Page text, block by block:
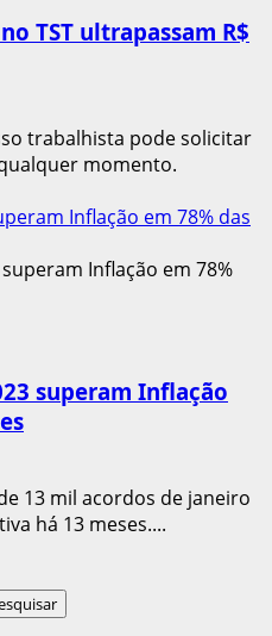
TST ultrapassam R$
trabalhista pode solicitar
momento.
Inflação em 78% das
superam Inflação
13 mil acordos de janeiro
há 13 meses....